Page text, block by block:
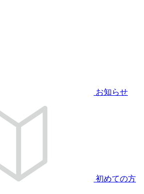
お知らせ
初めての方